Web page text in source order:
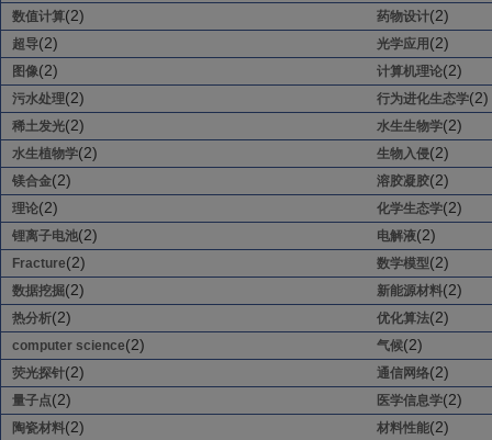
数值计算(2) 药物设计(2)
超导(2) 光学应用 (2)
图像(2) 计算机理论(2)
污水处理(2) 行为进化生态学(2)
稀土发光(2) 水生生物学(2)
水生植物学(2) 生物入侵(2)
镁合金(2) 溶胶凝胶(2)
理论(2) 化学生态学(2)
锂离子电池(2) 电解液(2)
Fracture(2) 数学模型(2)
数据挖掘(2) 新能源材料(2)
热分析(2) 优化算法(2)
computer science(2) 气候(2)
荧光探针(2) 通信网络(2)
量子点(2) 医学信息学(2)
陶瓷材料(2) 材料性能(2)